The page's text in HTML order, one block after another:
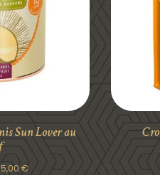
Sun Lover au
5,00€